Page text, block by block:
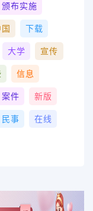
颁布实施
下载
大学 宣传
信息
案件 新版
民事 在线